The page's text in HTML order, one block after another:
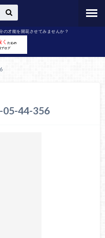
の才能を開花させてみませんか？
05-44-356